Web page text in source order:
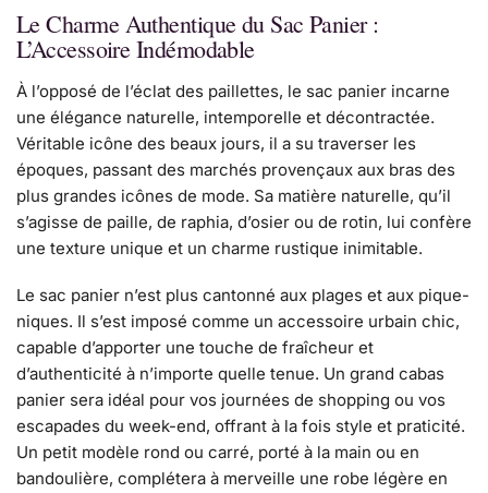
Le Charme Authentique du Sac Panier :
L’Accessoire Indémodable
À l’opposé de l’éclat des paillettes, le sac panier incarne
une élégance naturelle, intemporelle et décontractée.
Véritable icône des beaux jours, il a su traverser les
époques, passant des marchés provençaux aux bras des
plus grandes icônes de mode. Sa matière naturelle, qu’il
s’agisse de paille, de raphia, d’osier ou de rotin, lui confère
une texture unique et un charme rustique inimitable.
Le sac panier n’est plus cantonné aux plages et aux pique-
niques. Il s’est imposé comme un accessoire urbain chic,
capable d’apporter une touche de fraîcheur et
d’authenticité à n’importe quelle tenue. Un grand cabas
panier sera idéal pour vos journées de shopping ou vos
escapades du week-end, offrant à la fois style et praticité.
Un petit modèle rond ou carré, porté à la main ou en
bandoulière, complétera à merveille une robe légère en